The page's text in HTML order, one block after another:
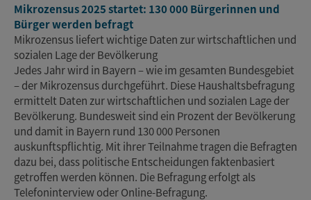
Mikrozensus 2025 startet: 130 000 Bürgerinnen und
Bürger werden befragt
Mikrozensus liefert wichtige Daten zur wirtschaftlichen und
sozialen Lage der Bevölkerung
Jedes Jahr wird in Bayern – wie im gesamten Bundesgebiet
– der Mikrozensus durchgeführt. Diese Haushaltsbefragung
ermittelt Daten zur wirtschaftlichen und sozialen Lage der
Bevölkerung. Bundesweit sind ein Prozent der Bevölkerung
und damit in Bayern rund 130 000 Personen
auskunftspflichtig. Mit ihrer Teilnahme tragen die Befragten
dazu bei, dass politische Entscheidungen faktenbasiert
getroffen werden können. Die Befragung erfolgt als
Telefoninterview oder Online-Befragung.